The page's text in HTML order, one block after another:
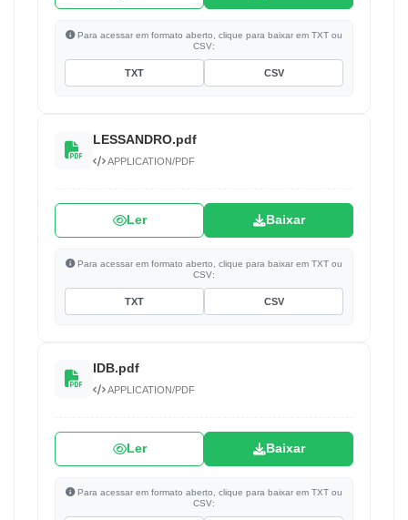
Para acessar em formato aberto, clique para baixar em TXT ou
CSV:
TXT CSV
LESSANDRO.pdf
APPLICATION/PDF
Ler Baixar
Para acessar em formato aberto, clique para baixar em TXT ou
CSV:
TXT CSV
IDB.pdf
APPLICATION/PDF
Ler Baixar
Para acessar em formato aberto, clique para baixar em TXT ou
CSV: